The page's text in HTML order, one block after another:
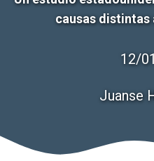
causas
12/
Juanse